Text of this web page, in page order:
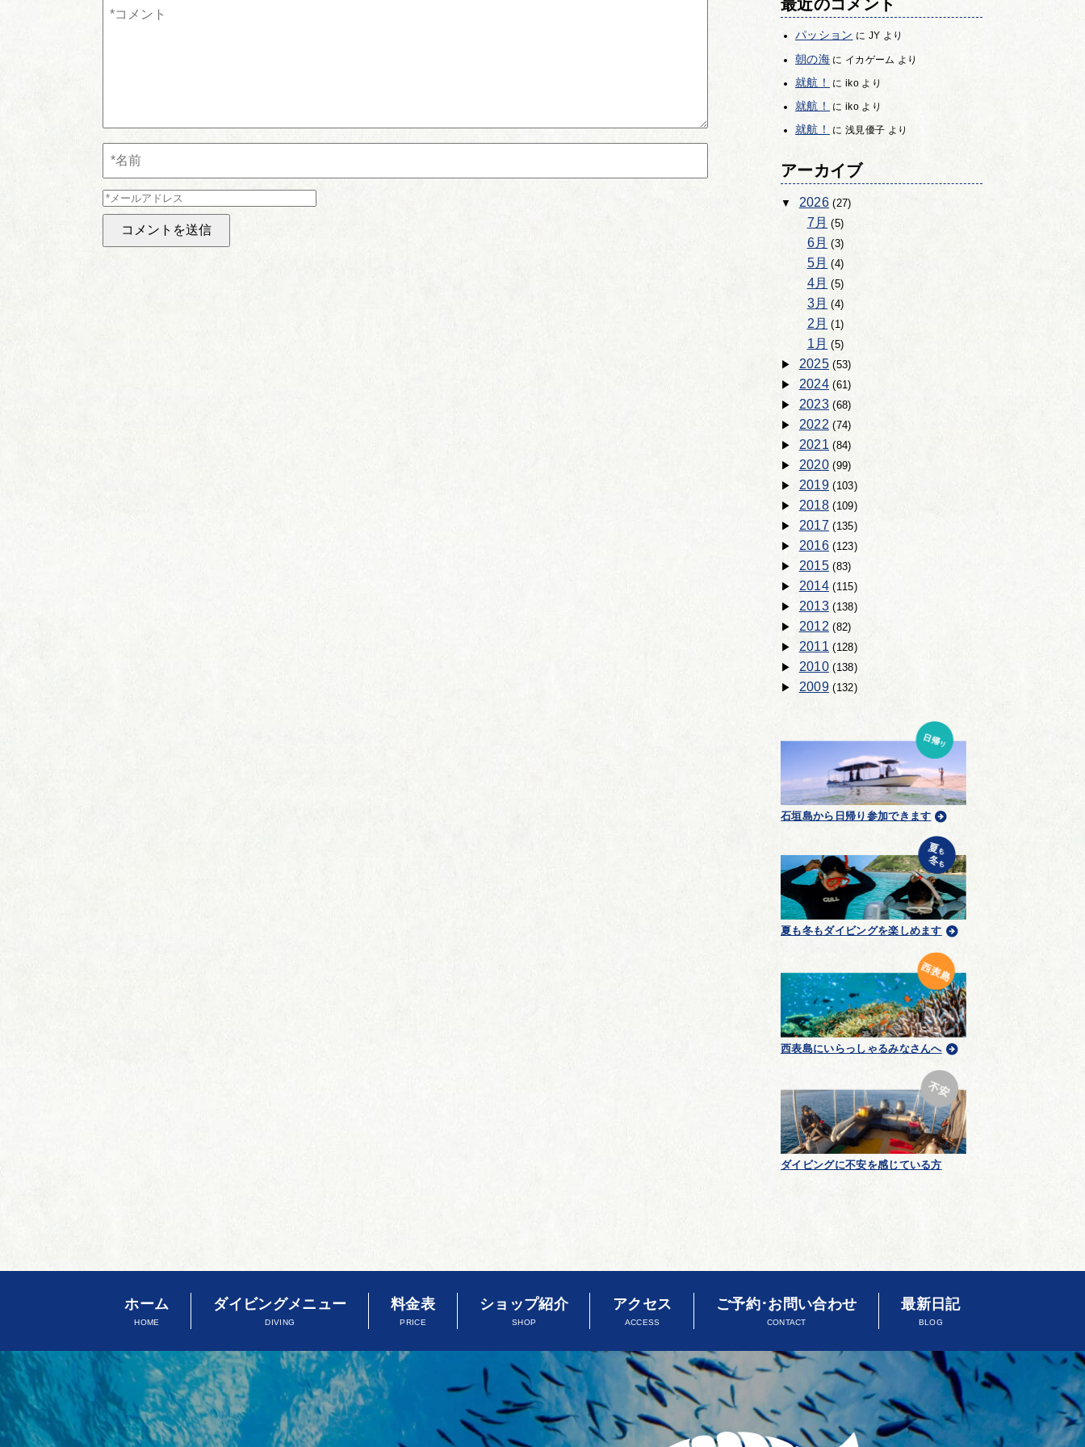
最近のコメント
パッション に JY より
朝の海に イカゲーム より
就航！ に ikoより
就航！ に ikoより
就航！ に 浅見優子 より
アーカイブ
2026(27)
7月 (5)
6月 (3)
5月 (4)
4月 (5)
3月 (4)
2月 (1)
1月 (5)
2025(53)
2024(61)
2023(68)
2022 (74)
2021(84)
2020(99)
2019(103)
2018(109)
2017 (135)
2016(123)
2015(83)
2014(115)
2013(138)
2012(82)
2011(128)
2010(138)
2009(132)
石垣島から日帰り参加できます
夏も冬もダイビングを楽しめます
西表島にいらっしゃるみなさんへ
ダイビングに不安を感じている方
ホーム
HOME
ダイビングメニュー
DIVING
料金表
PRICE
ショップ紹介
SHOP
アクセス
ACCESS
ご予約･お問い合わせ
CONTACT
最新日記
BLOG